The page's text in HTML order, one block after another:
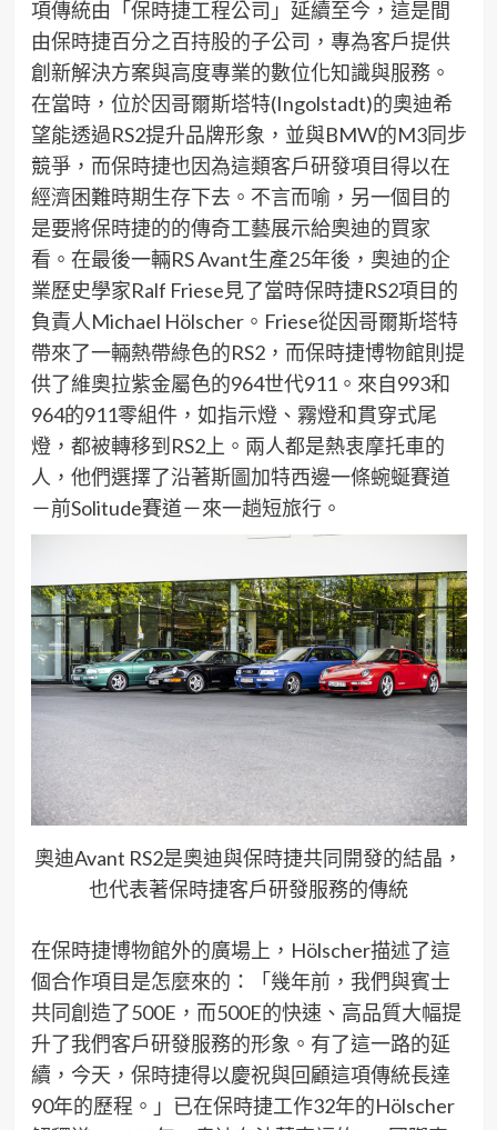
項傳統由「保時捷工程公司」延續至今，這是間
由保時捷百分之百持股的子公司，專為客戶提供
創新解決方案與高度專業的數位化知識與服務。
在當時，位於因哥爾斯塔特(Ingolstadt)的奧迪希
望能透過RS2提升品牌形象，並與BMW的M3同步
競爭，而保時捷也因為這類客戶研發項目得以在
經濟困難時期生存下去。不言而喻，另一個目的
是要將保時捷的的傳奇工藝展示給奧迪的買家
看。在最後一輛RS Avant生產25年後，奧迪的企
業歷史學家Ralf Friese見了當時保時捷RS2項目的
負責人Michael Hölscher。 Friese從因哥爾斯塔特
帶來了一輛熱帶綠色的RS2，而保時捷博物館則提
供了維奧拉紫金屬色的964世代911。來自993和
964的911零組件，如指示燈、霧燈和貫穿式尾
燈，都被轉移到 RS2上。兩人都是熱衷摩托車的
人，他們選擇了沿著斯圖加特西邊一條蜿蜒賽道
－前Solitude賽道－來一趟短旅行。
奧迪Avant RS2是奧迪與保時捷共同開發的結晶，
也代表著保時捷客戶研發服務的傳統
在保時捷博物館外的廣場上， Hölscher描述了這
個合作項目是怎麼來的：「幾年前，我們與賓士
共同創造了500E ，而500E的快速、高品質大幅提
升了我們客戶研發服務的形象。有了這一路的延
續，今天，保時捷得以慶祝與回顧這項傳統長達
90年的歷程。」已在保時捷工作32年的Hölscher